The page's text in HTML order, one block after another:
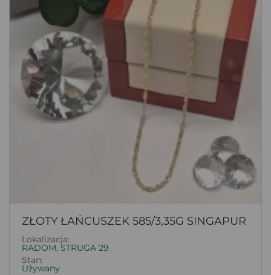
ZŁOTY ŁAŃCUSZEK 585/3,35G SINGAPUR
Lokalizacja:
RADOM, STRUGA 29
Stan:
Używany